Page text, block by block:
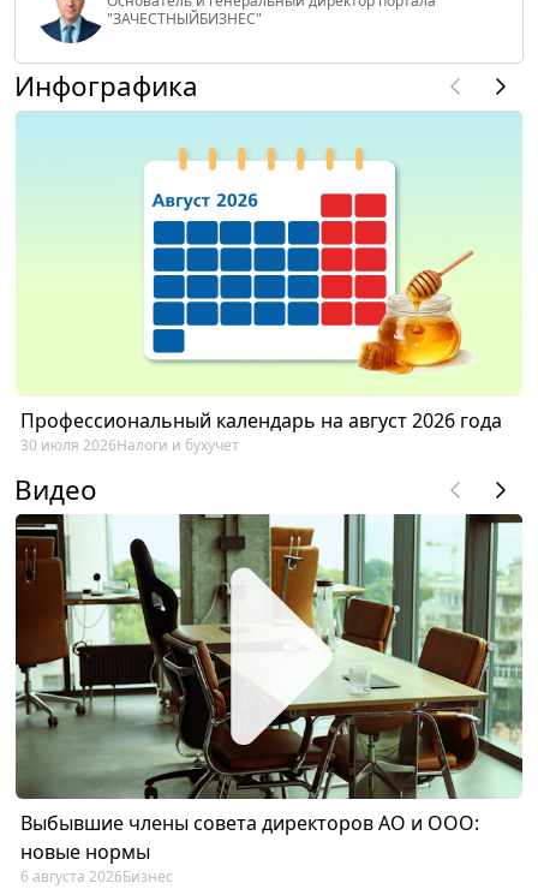
"ЗАЧЕСТНЫЙБИЗНЕС"
Инфографика
Профессиональный календарь на август 2026 года
30 июля 2026Налоги и бухучет
Видео
Выбывшие члены совета директоров АО и ООО:
новые нормы
6 августа 2026Бизнес